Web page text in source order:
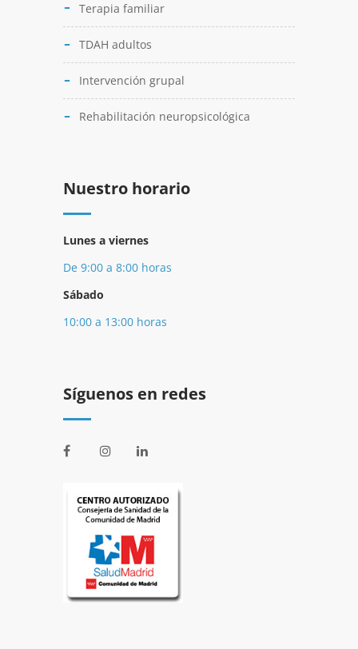
Terapia familiar
TDAH adultos
Intervención grupal
Rehabilitación neuropsicológica
Nuestro horario
Lunes a viernes
De 9:00 a 8:00 horas
Sábado
10:00 a 13:00 horas
Síguenos en redes